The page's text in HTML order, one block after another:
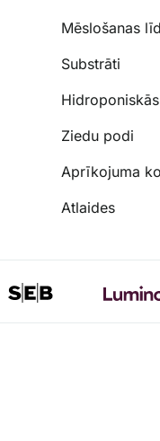
Mēslošanas
Substrāti
Ziedu podi
Aprīkojuma
Atlaides